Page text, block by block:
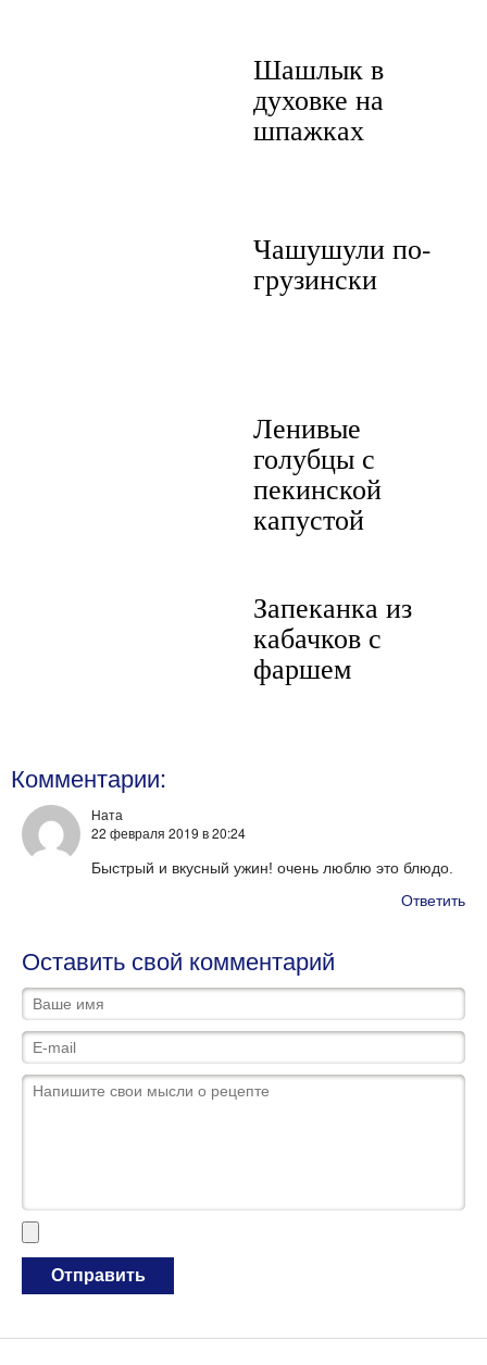
Шашлык в
духовке на
шпажках
Чашушули по-
грузински
Ленивые
голубцы с
пекинской
капустой
Запеканка из
кабачков с
фаршем
Комментарии:
Ната
22 февраля 2019 в 20:24
Быстрый и вкусный ужин! очень люблю это блюдо.
Ответить
Оставить свой комментарий